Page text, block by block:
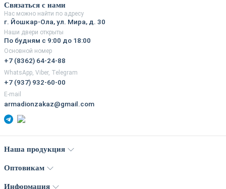
Связаться с нами
Нас можно найти по адресу
г. Йошкар-Ола, ул. Мира, д. 30
Наши двери открыты
По будням с 9:00 до 18:00
Основной номер
+7 (8362) 64-24-88
WhatsApp, Viber, Telegram
+7 (937) 932-60-00
E-mail
armadionzakaz@gmail.com
Наша продукция
Оптовикам
Информация